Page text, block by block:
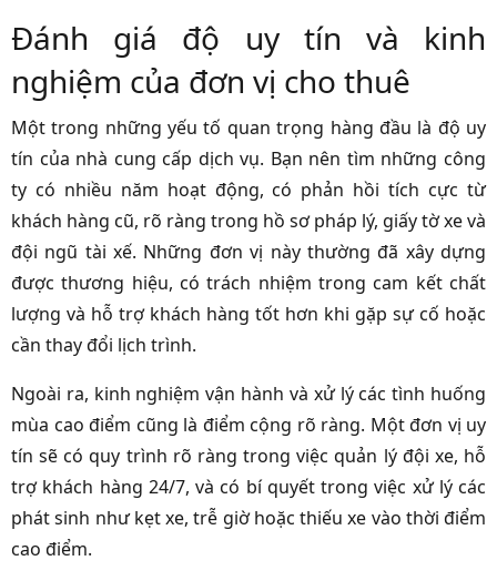
Đánh giá độ uy tín và kinh
nghiệm của đơn vị cho thuê
Một trong những yếu tố quan trọng hàng đầu là độ uy
tín của nhà cung cấp dịch vụ. Bạn nên tìm những công
ty có nhiều năm hoạt động, có phản hồi tích cực từ
khách hàng cũ, rõ ràng trong hồ sơ pháp lý, giấy tờ xe và
đội ngũ tài xế. Những đơn vị này thường đã xây dựng
được thương hiệu, có trách nhiệm trong cam kết chất
lượng và hỗ trợ khách hàng tốt hơn khi gặp sự cố hoặc
cần thay đổi lịch trình.
Ngoài ra, kinh nghiệm vận hành và xử lý các tình huống
mùa cao điểm cũng là điểm cộng rõ ràng. Một đơn vị uy
tín sẽ có quy trình rõ ràng trong việc quản lý đội xe, hỗ
trợ khách hàng 24/7, và có bí quyết trong việc xử lý các
phát sinh như kẹt xe, trễ giờ hoặc thiếu xe vào thời điểm
cao điểm.